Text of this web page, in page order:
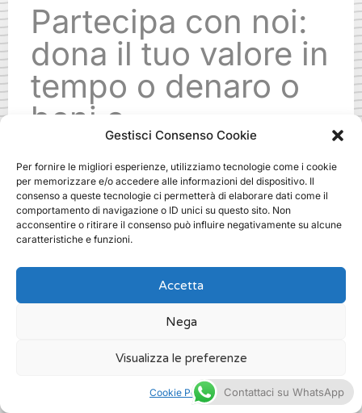
Gestisci Consenso Cookie
Per fornire le migliori esperienze, utilizziamo tecnologie come i cookie
per memorizzare e/o accedere alle informazioni del dispositivo. Il
consenso a queste tecnologie ci permetterà di elaborare dati come il
comportamento di navigazione o ID unici su questo sito. Non
acconsentire o ritirare il consenso può influire negativamente su alcune
caratteristiche e funzioni.
Accetta
Nega
Visualizza le preferenze
Cookie Policy
Partecipa con noi:
dona il tuo valore in
tempo o denaro o
beni o
specializzazioni.
Ti aspettiamo!
fundraising companies dove a
Contattaci su WhatsApp